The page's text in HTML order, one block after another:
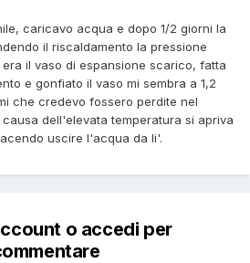
caricavo acqua e dopo 1/2 giorni la
il riscaldamento la pressione
il vaso di espansione scarico, fatta
e gonfiato il vaso mi sembra a 1,2
che credevo fossero perdite nel
dell'elevata temperatura si apriva
uscire l'acqua da li'.
o accedi per